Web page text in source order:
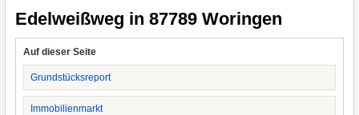
Edelweißweg in 87789 Woringen
Auf dieser Seite
Grundstücksreport
Immobilienmarkt